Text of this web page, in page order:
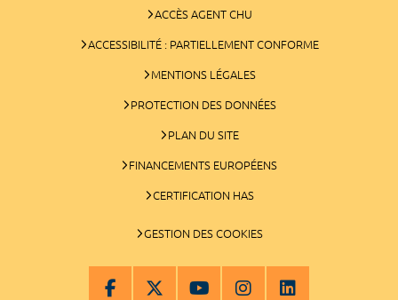
ACCÈS AGENT CHU
ACCESSIBILITÉ : PARTIELLEMENT CONFORME
MENTIONS LÉGALES
PROTECTION DES DONNÉES
PLAN DU SITE
FINANCEMENTS EUROPÉENS
CERTIFICATION HAS
GESTION DES COOKIES